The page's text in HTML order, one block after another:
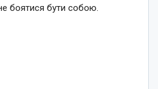
боятися бути собою.